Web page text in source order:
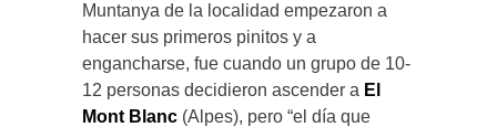
Muntanya de la localidad empezaron a
hacer sus primeros pinitos y a
engancharse, fue cuando un grupo de 10-
12 personas decidieron ascender a El
Mont Blanc (Alpes), pero “el día que